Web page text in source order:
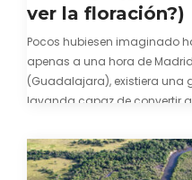
ver la floración?)
Pocos hubiesen imaginado
apenas a una hora de
(Guadalajara), existiera una
lavanda capaz de convertir